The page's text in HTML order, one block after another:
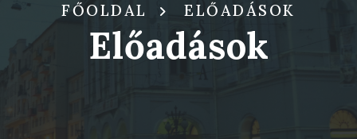
FŐOLDAL ELŐADÁSOK
Előadások